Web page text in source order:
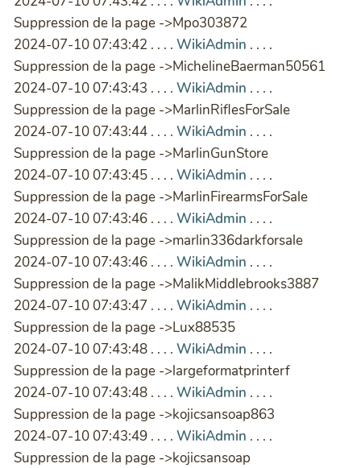
Suppression de la page ->Mpo303872
2024-07-10 07:43:42 . . . . WikiAdmin . . . .
Suppression de la page ->MichelineBaerman50561
2024-07-10 07:43:43 . . . . WikiAdmin . . . .
Suppression de la page ->MarlinRiflesForSale
2024-07-10 07:43:44 . . . . WikiAdmin . . . .
Suppression de la page ->MarlinGunStore
2024-07-10 07:43:45 . . . . WikiAdmin . . . .
Suppression de la page ->MarlinFirearmsForSale
2024-07-10 07:43:46 . . . . WikiAdmin . . . .
Suppression de la page ->marlin336darkforsale
2024-07-10 07:43:46 . . . . WikiAdmin . . . .
Suppression de la page ->MalikMiddlebrooks3887
2024-07-10 07:43:47 . . . . WikiAdmin . . . .
Suppression de la page ->Lux88535
2024-07-10 07:43:48 . . . . WikiAdmin . . . .
Suppression de la page ->largeformatprinterf
2024-07-10 07:43:48 . . . . WikiAdmin . . . .
Suppression de la page ->kojicsansoap863
2024-07-10 07:43:49 . . . . WikiAdmin . . . .
Suppression de la page ->kojicsansoap